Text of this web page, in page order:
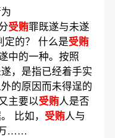
受贿罪既遂与未遂
的？ 什么是受贿
中的一种。按照
，是指已经着手实
的原因而未得逞的
主要以受贿人是否
比如， 受贿人与
万……